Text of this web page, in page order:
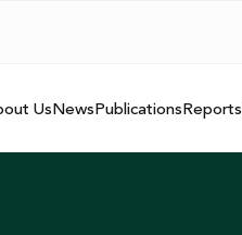
UsNewsPublicationsReports